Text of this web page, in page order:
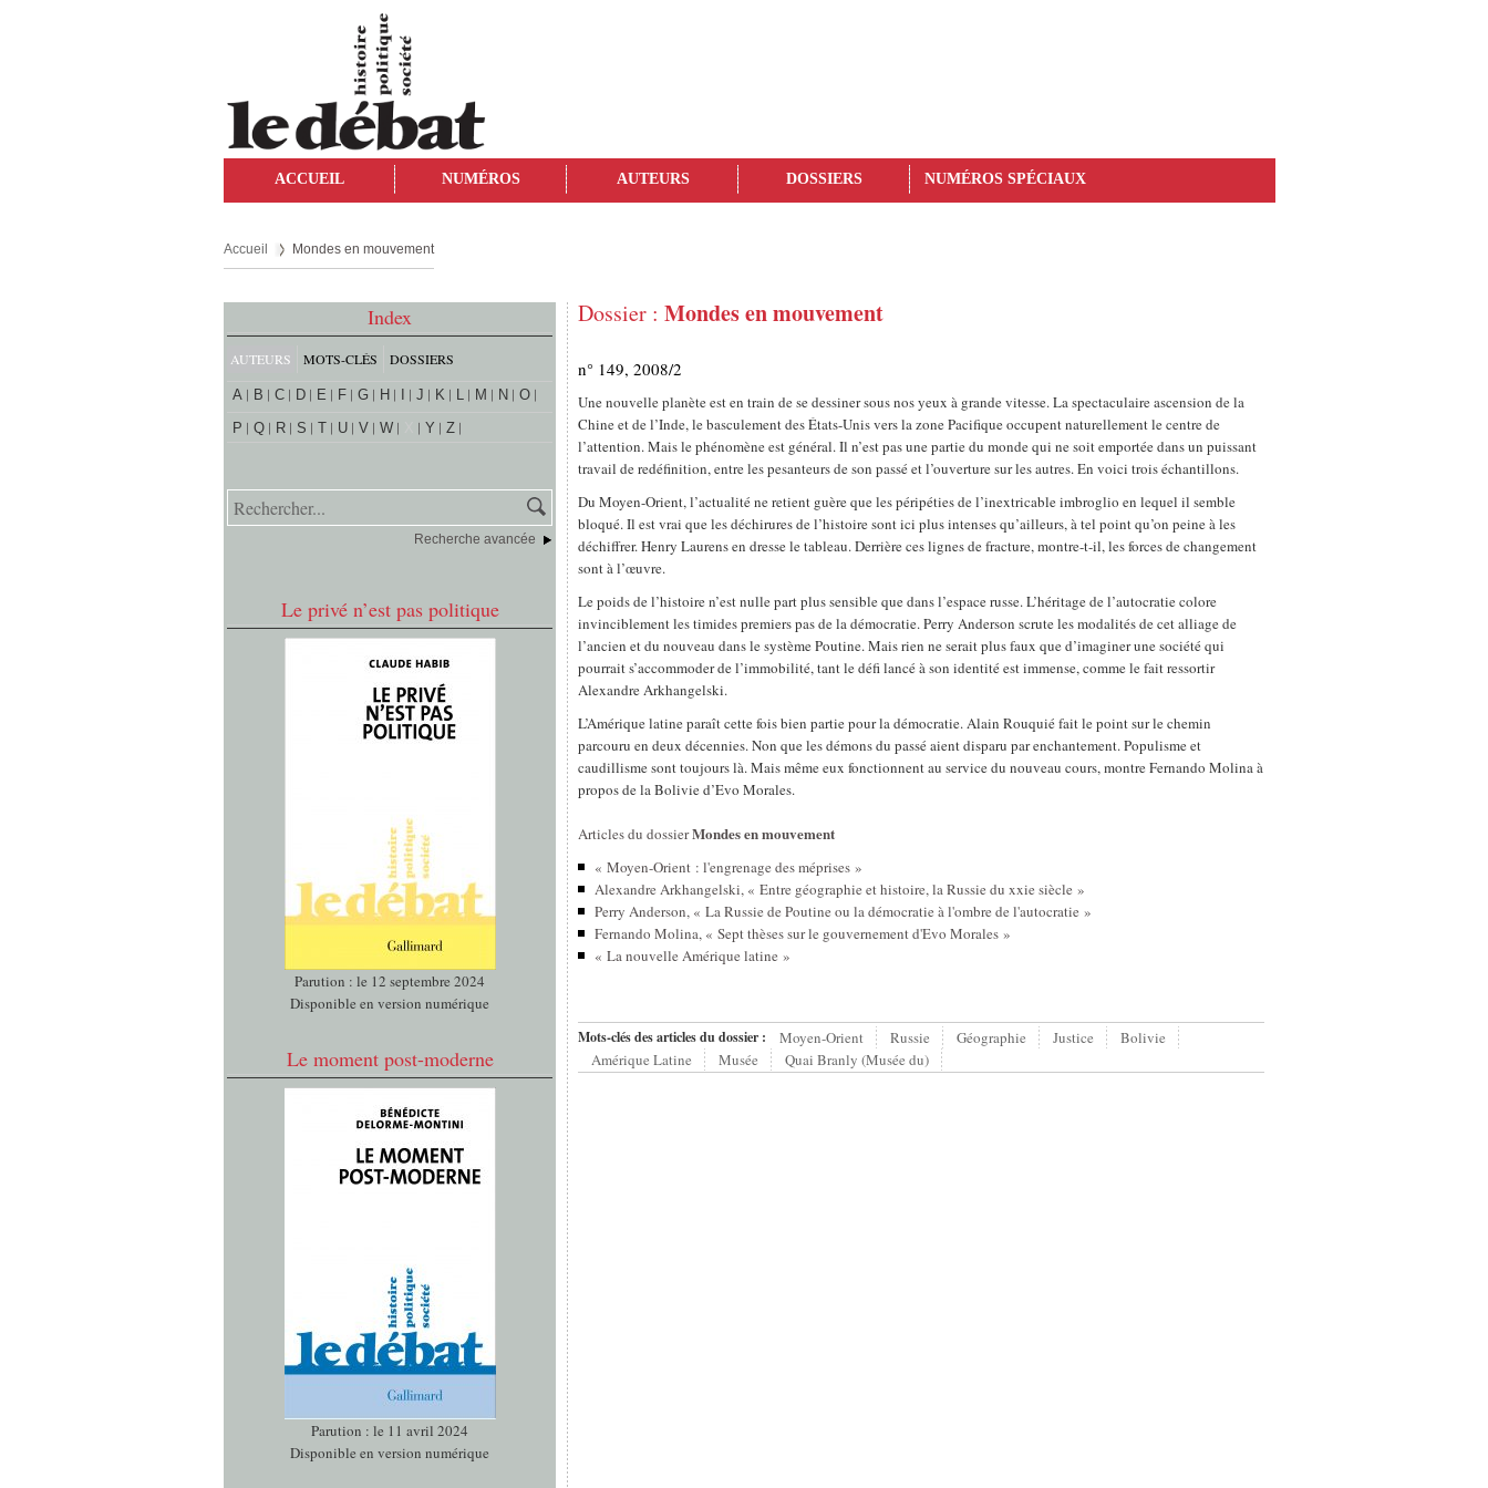
ACCUEIL NUMÉROS AUTEURS DOSSIERS NUMÉROS SPÉCIAUX
Accueil Mondes en mouvement
Index
AUTEURS MOTS-CLÉS DOSSIERS
A B C D E F G H J K L M N
O
P
Q R S T U V W Y Z
Recherche avancée
Le privé n’est pas politique
Parution : le 12 septembre 2024
Disponible en version numérique
Le moment post-moderne
Parution : le 11 avril 2024
Disponible en version numérique
Dossier : Mondes en mouvement
n° 149, 2008/2
Une nouvelle planète est en train de se dessiner sous nos yeux à grande vitesse. La spectaculaire ascension de la
Chine et de l’Inde, le basculement des États-Unis vers la zone Pacifique occupent naturellement le centre de
l’attention. Mais le phénomène est général. Il n’est pas une partie du monde qui ne soit emportée dans un puissant
travail de redéfinition, entre les pesanteurs de son passé et l’ouverture sur les autres. En voici trois échantillons.
Du Moyen-Orient, l’actualité ne retient guère que les péripéties de l’inextricable imbroglio en lequel il semble
bloqué. Il est vrai que les déchirures de l’histoire sont ici plus intenses qu’ailleurs, à tel point qu’on peine à les
déchiffrer. Henry Laurens en dresse le tableau. Derrière ces lignes de fracture, montre-t-il, les forces de changement
sont à l’œuvre.
Le poids de l’histoire n’est nulle part plus sensible que dans l’espace russe. L’héritage de l’autocratie colore
invinciblement les timides premiers pas de la démocratie. Perry Anderson scrute les modalités de cet alliage de
l’ancien et du nouveau dans le système Poutine. Mais rien ne serait plus faux que d’imaginer une société qui
pourrait s’accommoder de l’immobilité, tant le défi lancé à son identité est immense, comme le fait ressortir
Alexandre Arkhangelski.
L’Amérique latine paraît cette fois bien partie pour la démocratie. Alain Rouquié fait le point sur le chemin
parcouru en deux décennies. Non que les démons du passé aient disparu par enchantement. Populisme et
caudillisme sont toujours là. Mais même eux fonctionnent au service du nouveau cours, montre Fernando Molina à
propos de la Bolivie d’Evo Morales.
Articles du dossierMondes en mouvement
« Moyen-Orient : l'engrenage des méprises »
Alexandre Arkhangelski, « Entre géographie et histoire, la Russie du xxie siècle »
Perry Anderson, « La Russie de Poutine ou la démocratie à l'ombre de l'autocratie »
Fernando Molina, « Sept thèses sur le gouvernement d'Evo Morales »
« La nouvelle Amérique latine »
Mots-clés des articles du dossier : Moyen-Orient Russie Géographie Justice
Bolivie
Amérique Latine
Musée Quai Branly (Musée du)